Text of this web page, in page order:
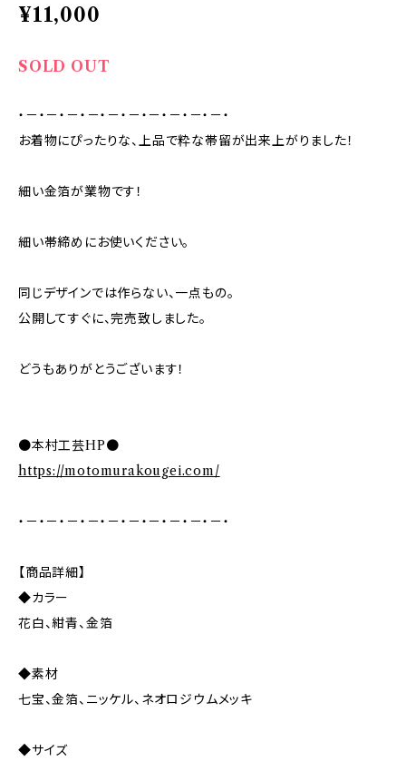
¥11,000
SOLD OUT
・－・－・－・－・－・－・－・－・－・－・
お着物にぴったりな、上品で粋な帯留が出来上がりました！
細い金箔が業物です！
細い帯締めにお使いください。
同じデザインでは作らない、一点もの。
公開してすぐに、完売致しました。
どうもありがとうございます！
●本村工芸HP●
https://motomurakougei.com/
・－・－・－・－・－・－・－・－・－・－・
【商品詳細】
◆カラー
花白、紺青、金箔
◆素材
七宝、金箔、ニッケル、ネオロジウムメッキ
◆サイズ